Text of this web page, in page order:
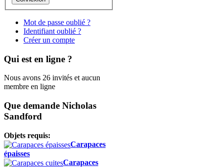
Mot de passe oublié ?
Identifiant oublié ?
Créer un compte
Qui est en ligne ?
Nous avons 26 invités et aucun
membre en ligne
Que demande Nicholas
Sandford
Objets requis:
Carapaces
épaisses
Carapaces